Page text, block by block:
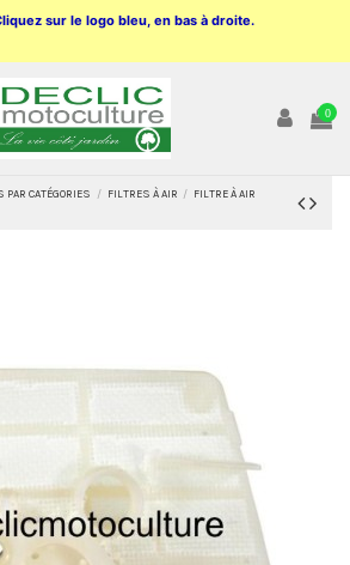
sur le logo bleu, en bas à droite.
0
PAR CATÉGORIES FILTRES À AIR
FILTRE À AIR